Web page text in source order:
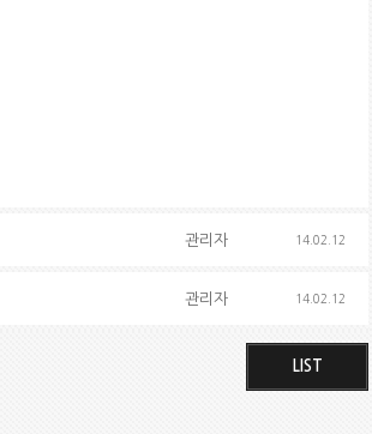
관리자 14.02.12
관리자 14.02.12
LIST